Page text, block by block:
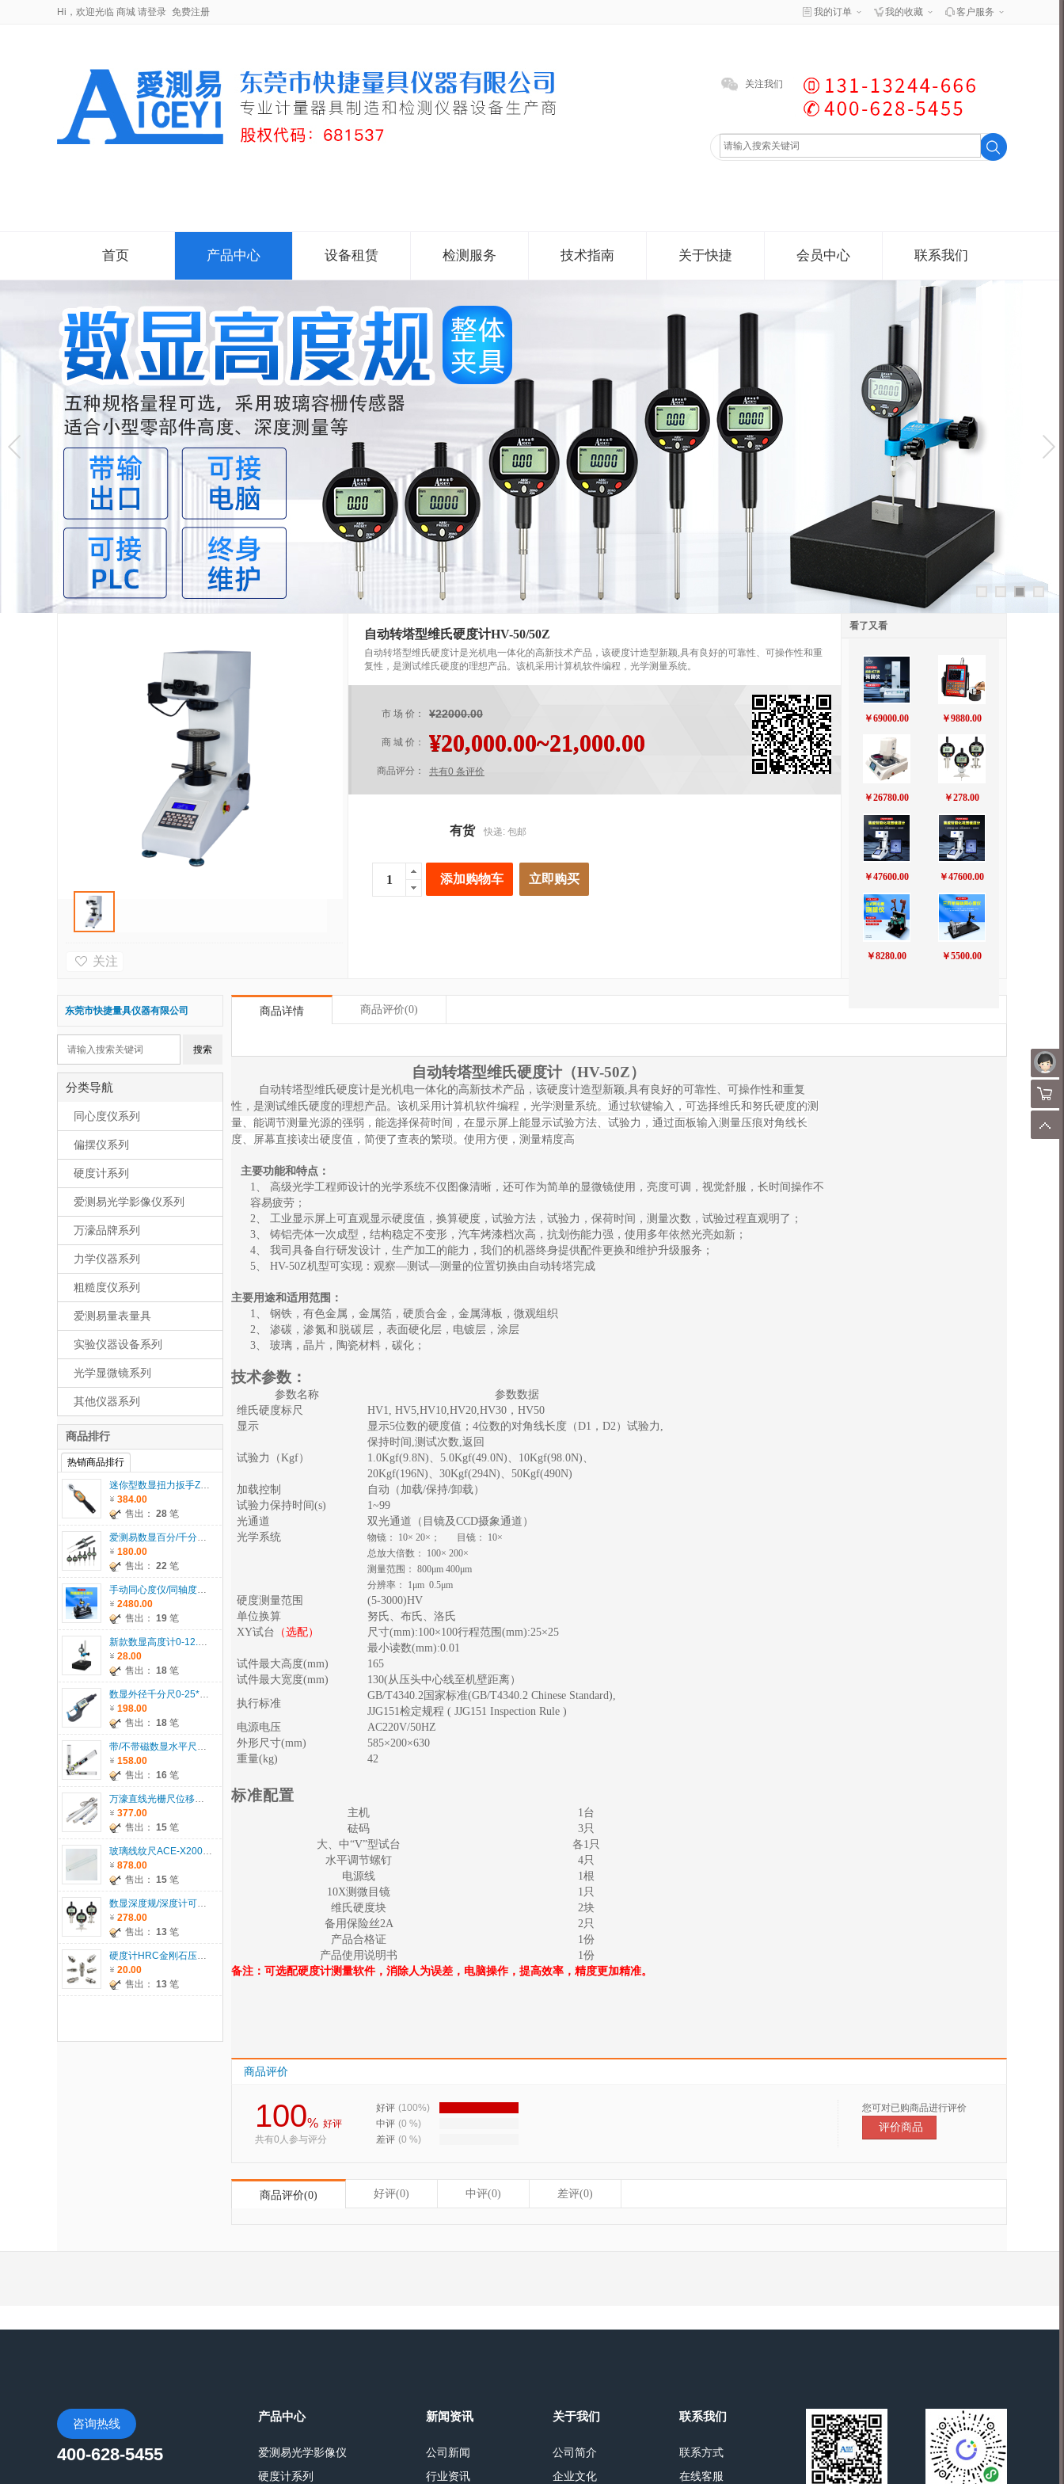
购物
顶
Hi，欢迎光临 商城 请登录 免费注册 我的订单 我的收藏 客户服务
关注我们
首页 产品中心 设备租赁 检测服务 技术指南 关于快捷 会员中心 联系我们
自动转塔型维氏硬度计HV-50/50Z
自动转塔型维氏硬度计是光机电一体化的高新技术产品，该硬度计造型新颖,具有良好的可靠性、可操作性和重
复性，是测试维氏硬度的理想产品。该机采用计算机软件编程，光学测量系统。
市 场 价： ¥22000.00
商 城 价： ¥20,000.00~21,000.00
商品评分： 共有0 条评价
有货 快递: 包邮
添加购物车 立即购买
关注
看了又看
￥69000.00 ￥9880.00
￥26780.00 ￥278.00
￥47600.00 ￥47600.00
￥8280.00 ￥5500.00
商品详情 商品评价(0)
自动转塔型维氏硬度计（HV-50Z）
自动转塔型维氏硬度计是光机电一体化的高新技术产品，该硬度计造型新颖,具有良好的可靠性、可操作性和重复
性，是测试维氏硬度的理想产品。 该机采用计算机软件编程，光学测量系统。通过软键输入，可选择维氏和努氏硬度的测
量、能调节测量光源的强弱，能选择保荷时间，在显示屏上能显示试验方法、试验力，通过面板输入测量压痕对角线长
度、屏幕直接读出硬度值，简便了查表的繁琐。使用方便，测量精度高
主要功能和特点：
1、 高级光学工程师设计的光学系统不仅图像清晰，还可作为简单的显微镜使用，亮度可调，视觉舒服，长时间操作不
容易疲劳；
2、 工业显示屏上可直观显示硬度值，换算硬度，试验方法，试验力，保荷时间，测量次数，试验过程直观明了；
3、 铸铝壳体一次成型，结构稳定不变形， 汽车烤漆档次高 ，抗划伤能力强，使用多年依然光亮如新；
4、 我司具备自行研发设计，生产加工的能力，我们的机器终身提供配件更换和维护升级服务；
5、 HV-50Z机型可实现：观察—测试—测量的位置切换由自动转塔完成
主要用途和适用范围：
1、 钢铁，有色金属，金属箔，硬质合金，金属薄板，微观组织
2、 渗碳， 渗氮和脱碳层， 表面硬化层，电镀层，涂层
3、 玻璃，晶片，陶瓷材料，碳化；
技术参数：
参数名称
参数数据
维氏硬度标尺
HV1, HV5,HV10,HV20,HV30 ， HV50
显示
显示5位数的硬度值； 4位数的对角线长度（D1 ， D2）试验力 ,
保持时间 ,测试次数,返回
试验力（Kgf） 1.0Kgf(9.8N) 、 5.0Kgf(49.0N) 、 10Kgf(98.0N) 、
20Kgf(196N) 、 30Kgf(294N) 、 50Kgf(490N)
加载控制
自动（加载/保持/卸载）
试验力保持时间(s)
1~99
光通道
双光通道（目镜及CCD摄象通道）
光学系统
物镜： 10× 20×； 目镜： 10×
总放大倍数：
100× 200×
测量范围： 800μm 400μm
分辨率：
1μm 0.5μm
硬度测量范围
(5-3000)HV
单位换算
努氏、布氏、洛氏
XY试台 （选配） 尺寸(mm):100×100行程范围 (mm):25×25
最小读数(mm):0.01
试件最大高度(mm) 165
试件最大宽度(mm) 130(从压头中心线至机壁距离）
执行标准
GB/T4340.2 国家标准(GB/T4340.2 Chinese Standard),
JJG151检定规程 ( JJG151 Inspection Rule )
电源电压
AC220V/50HZ
外形尺寸(mm) 585×200×630
重量(kg) 42
标准配置
主机 1台
砝码
3只
大、中“V”型试台 各1 只
水平调节螺钉
4只
电源线
1根
10X测微目镜 1 只
维氏硬度块
2块
备用保险丝2A 2只
产品合格证
1份
产品使用说明书
1份
备注： 可选配硬度计测量软件，消除人为误差，电脑操作，提高效率，精度更加精准。
商品评价
100% 好评
共有0人参与评分
好评 (100%)
中评 (0 %)
差评 (0 %)
您可对已购商品进行评价
评价商品
商品评价(0) 好评(0) 中评(0) 差评(0)
东莞市快捷量具仪器有限公司
分类导航
同心度仪系列
偏摆仪系列
硬度计系列
爱测易光学影像仪系列
万濠品牌系列
力学仪器系列
粗糙度仪系列
爱测易量表量具
实验仪器设备系列
光学显微镜系列
其他仪器系列
商品排行
热销商品排行
迷你型数显扭力扳手ZWM系列
384.00
售出： 28 笔
爱测易数显百分/千分表0-5/12.7/25.4/30/50.8/100mm
180.00
售出： 22 笔
手动同心度仪/同轴度仪系列ACE-135
2480.00
售出： 19 笔
新款数显高度计0-12.7/25.4/30/50.8mm
28.00
售出： 18 笔
数显外径千分尺0-25*0.001mm
198.00
售出： 18 笔
带/不带磁数显水平尺ACE-SP400/600/1000
158.00
售出： 16 笔
万濠直线光栅尺位移传感器WTB系列
377.00
售出： 15 笔
玻璃线纹尺ACE-X200/300/500/600
878.00
售出： 15 笔
数显深度规/深度计可配T型座/圆T座/圆柱座
278.00
售出： 13 笔
硬度计HRC金刚石压头、HRB钢球压头、1.588HRB钢珠
20.00
售出： 13 笔
咨询热线
400-628-5455
产品中心
爱测易光学影像仪
硬度计系列
新闻资讯
公司新闻
行业资讯
关于我们
公司简介
企业文化
联系我们
联系方式
在线客服